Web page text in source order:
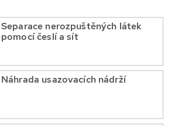
Separace nerozpuštěných látek
pomocí česlí a sít
Náhrada usazovacích nádrží